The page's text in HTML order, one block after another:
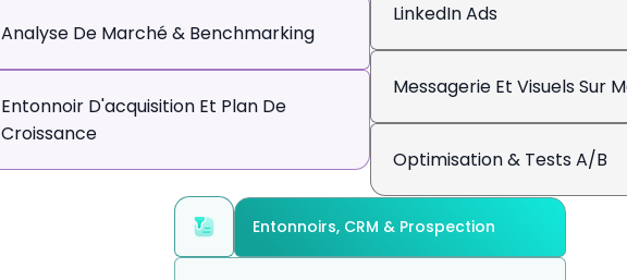
Analyse De Marché & Benchmarking
Entonnoir D'acquisition Et Plan De
Croissance
LinkedIn Ads
Messagerie Et Visuels Sur
Optimisation & Tests A/B
Entonnoirs, CRM & Prospection